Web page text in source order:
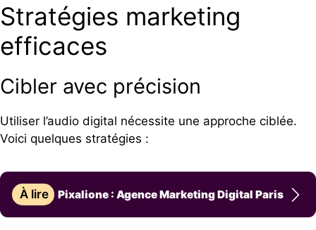
Stratégies marketing
efficaces
Cibler avec précision
Utiliser l’audio digital nécessite une approche ciblée.
Voici quelques stratégies :
À lire Pixalione : Agence Marketing Digital Paris